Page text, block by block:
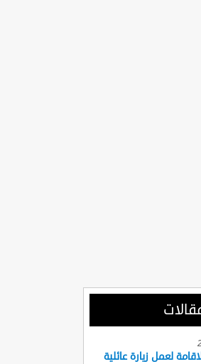
لعمل زيارة عائلية